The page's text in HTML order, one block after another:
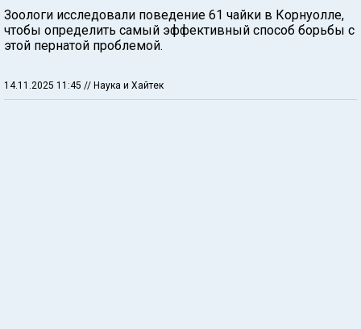
Зоологи исследовали поведение 61 чайки в Корнуолле,
чтобы определить самый эффективный способ борьбы с
этой пернатой проблемой.
14.11.2025 11:45 // Наука и Хайтек